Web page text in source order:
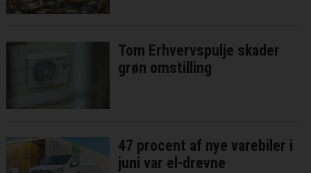
Tom Erhvervspulje skader
grøn omstilling
47 procent af nye varebiler i
juni var el-drevne